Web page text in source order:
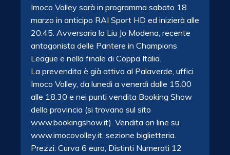
Imoco Volley sarà in programma sabato 18
marzo in anticipo RAI Sport HD ed inizierà alle
20.45. Avversaria la Liu Jo Modena, recente
antagonista delle Pantere in Champions
League e nella finale di Coppa Italia.
La prevendita è già attiva al Palaverde, uffici
Imoco Volley, da lunedì a venerdì dalle 15.00
alle 18.30 e nei punti vendita Booking Show
della provincia (si trovano sul sito
www.bookingshow.it). Vendita on line su
www.imocovolley.it, sezione biglietteria.
Prezzi: Curva 6 euro, Distinti Numerati 12